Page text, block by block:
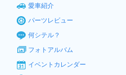
愛車紹介
パーツレビュー
何シテル？
フォトアルバム
イベントカレンダー